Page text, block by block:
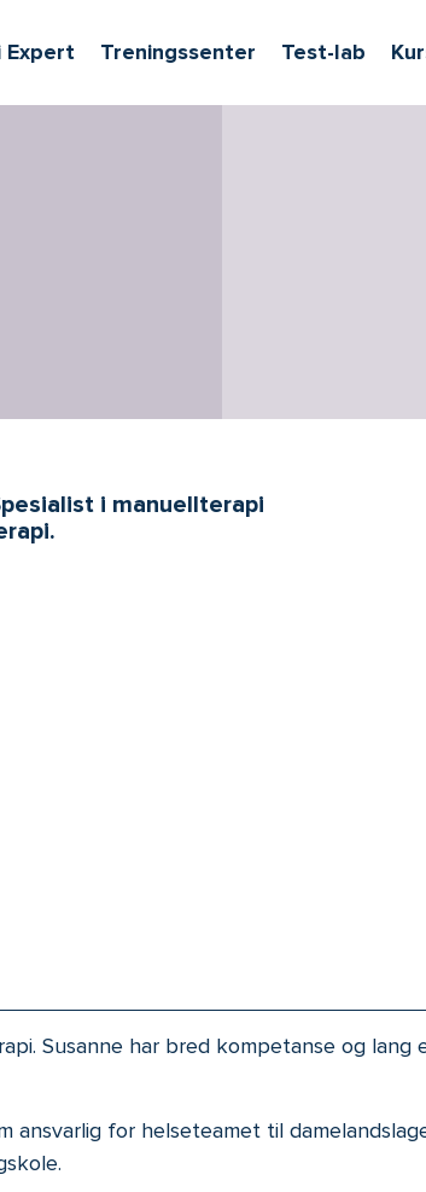
et sted?
undernivåerTjenester
Expert Treningssenter Test-lab
i manuellterapi
Susanne har bred kompetanse og
for helseteamet til